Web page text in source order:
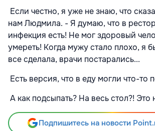
Если честно, я уже не знаю, что
нам Людмила. - Я думаю, что в
инфекция есть! Не мог здоровый
умереть! Когда мужу стало плохо, я
все сделала, врачи постарались...
Есть версия, что в еду могли что-то
А как подсыпать? На весь стол?! Это
Подпишитесь на новости